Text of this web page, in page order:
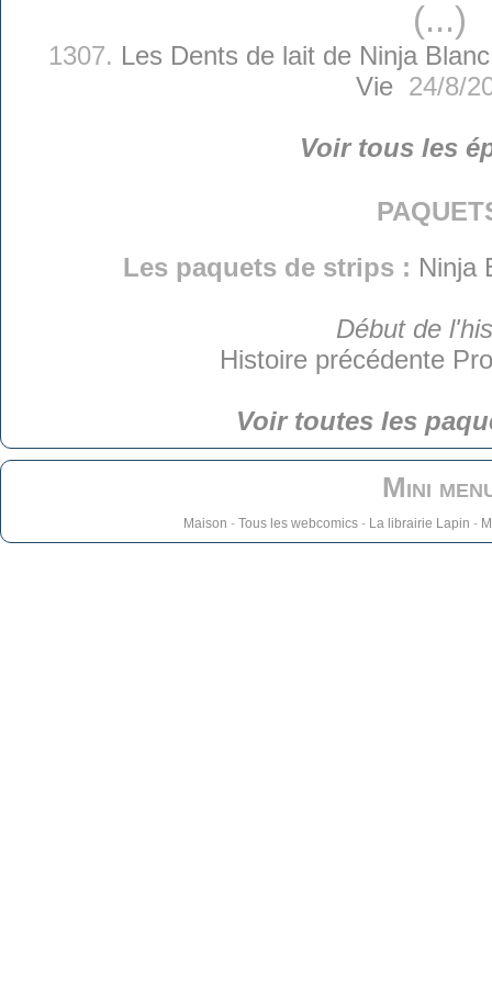
(...)
1307. Les Dents de lait de Ninja
Vie24/8/
Voir tous les
Les paquets de strips : Ninja
Début de
Histoire précédente
Voir toutes les
Mini
Maison - Tous les webcomics- La librairie Lapin -